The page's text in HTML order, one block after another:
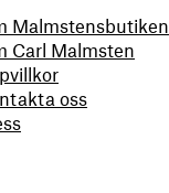
Malmstensbutiken
Carl Malmsten
oss